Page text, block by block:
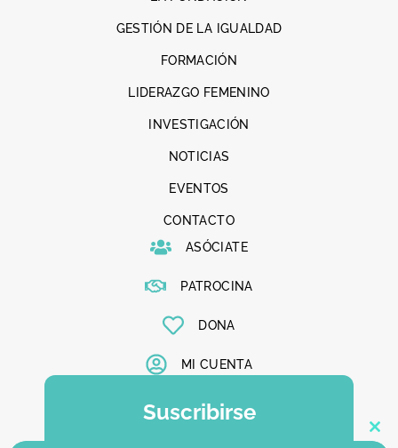
GESTIÓN DE LA IGUALDAD
FORMACIÓN
LIDERAZGO FEMENINO
INVESTIGACIÓN
NOTICIAS
EVENTOS
CONTACTO
ASÓCIATE
PATROCINA
DONA
MI CUENTA
Suscribirse